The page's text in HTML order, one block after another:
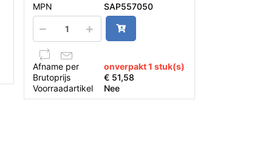
MPN
SAP557050
Afname per
onverpakt 1 stuk(s)
Brutoprijs
€ 51,58
Voorraadartikel
Nee